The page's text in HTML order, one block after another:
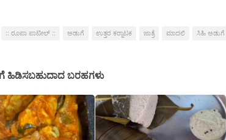
:: ರೂಪಾ ಪಾಟೀಲ್ :: ಅಡುಗೆ ಉತ್ತರ ಕರ್‍ನಾಟಕ ಜಾತ್ರೆ ಮಾದಲಿ ಸಿಹಿ ಅಡುಗೆ
ಹಿಡಿಸಬಹುದಾದ ಬರಹಗಳು